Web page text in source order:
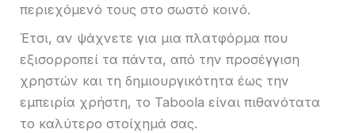
περιεχόμενό τους στο σωστό κοινό.
Έτσι, αν ψάχνετε για μια πλατφόρμα που
εξισορροπεί τα πάντα, από την προσέγγιση
χρηστών και τη δημιουργικότητα έως την
εμπειρία χρήστη, το Taboola είναι πιθανότατα
το καλύτερο στοίχημά σας.